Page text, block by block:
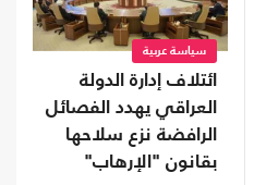
سياسة عربية
ائتلاف إدارة الدولة
العراقي يهدد الفصائل
الرافضة نزع سلاحها
بقانون "الإرهاب"